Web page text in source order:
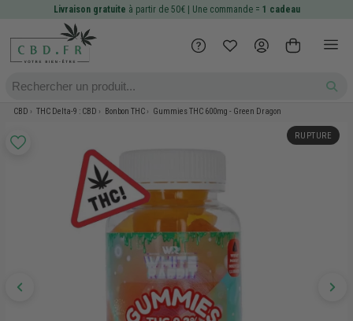
Livraison gratuite à partir de 50€ | Une commande = 1 cadeau
CBD THC Delta-9 : CBD Bonbon THC Gummies THC 600mg - Green Dragon
RUPTURE